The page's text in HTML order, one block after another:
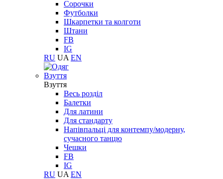
Сорочки
Футболки
Шкарпетки та колготи
Штани
FB
IG
RU UA EN
Взуття
Взуття
Весь розділ
Балетки
Для латини
Для стандарту
Напівпальці для контемпу/модерну,
сучасного танцю
Чешки
FB
IG
RU UA EN